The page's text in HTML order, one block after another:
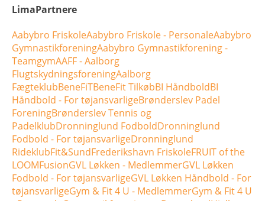
LimaPartnere
Aabybro FriskoleAabybro Friskole - PersonaleAabybro
GymnastikforeningAabybro Gymnastikforening -
TeamgymAAFF - Aalborg
FlugtskydningsforeningAalborg
FægteklubBeneFiTBeneFit TilkøbBI HåndboldBI
Håndbold - For tøjansvarligeBrønderslev Padel
ForeningBrønderslev Tennis og
PadelklubDronninglund FodboldDronninglund
Fodbold - For tøjansvarligeDronninglund
RideklubFit&SundFrederikshavn FriskoleFRUIT of the
LOOMFusionGVL Løkken - MedlemmerGVL Løkken
Fodbold - For tøjansvarligeGVL Løkken Håndbold - For
tøjansvarligeGym & Fit 4 U - MedlemmerGym & Fit 4 U